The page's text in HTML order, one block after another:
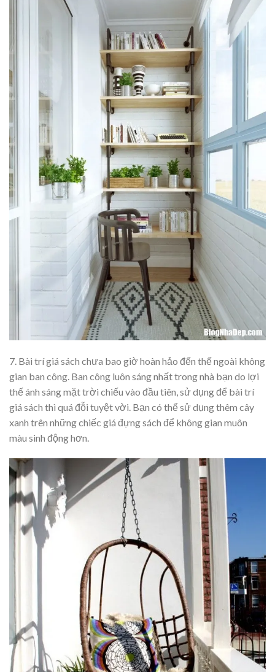
7. Bài trí giá sách chưa bao giờ hoàn hảo đến thế ngoài không
gian ban công. Ban công luôn sáng nhất trong nhà bạn do lợi
thế ánh sáng mặt trời chiếu vào đầu tiên, sử dụng để bài trí
giá sách thì quá đỗi tuyệt vời. Bạn có thể sử dụng thêm cây
xanh trên những chiếc giá đựng sách để không gian muôn
màu sinh động hơn.